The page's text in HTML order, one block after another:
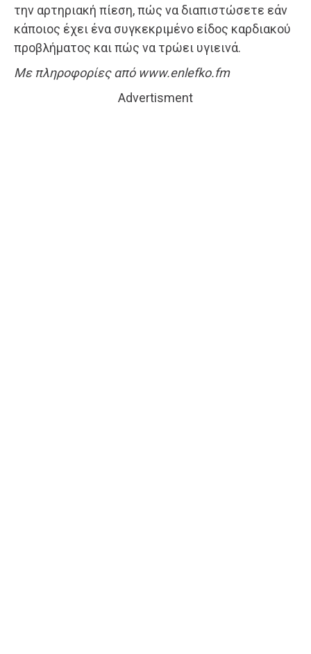
την αρτηριακή πίεση, πώς να διαπιστώσετε εάν
κάποιος έχει ένα συγκεκριμένο είδος καρδιακού
προβλήματος και πώς να τρώει υγιεινά.
Με πληροφορίες από www.enlefko.fm
Advertisment